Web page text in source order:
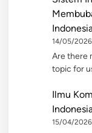
14/05/2026
Are there
topic for
Ilmu
15/04/2026